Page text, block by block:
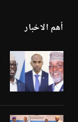
أهم الاخبار